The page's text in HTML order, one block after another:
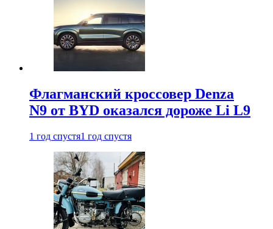
Флагманский кроссовер Denza
N9 от BYD оказался дороже Li L9
1 год спустя1 год спустя